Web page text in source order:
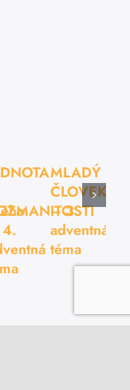
MLADÝ
ČLOVEK
– 3.
adventná
téma